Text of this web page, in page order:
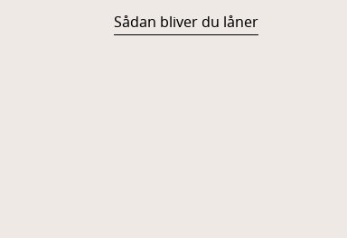
Sådan bliver du låner